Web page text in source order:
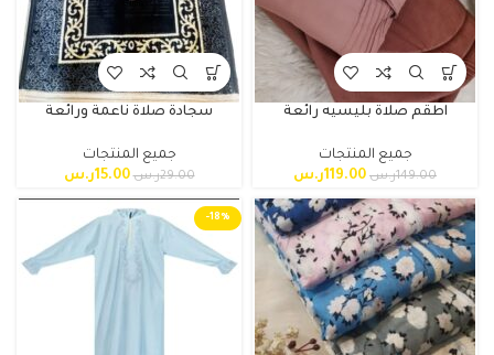
اطقم صلاة بليسيه رائعة
جميع المنتجات
149.00ر.س 119.00 ر.س
سجادة صلاة ناعمة ورائعة
جميع المنتجات
29.00ر.س 15.00 ر.س
-18%